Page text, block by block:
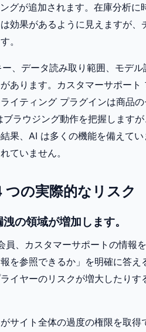
グが追加されます。在庫分析に
効果があるように見えますが
。
、データ読み取り範囲、モデ
あります。カスタマーサポー
イティング プラグインは商品の
ラウジング動作を把握します
果、AI は多くの機能を備えて
ていません。
の実際的なリスク
の領域が増加します。
員、カスタマーサポートの情報
を参照できるか」を明確に答
イヤーのリスクが増大したりす
サイト全体の過度の権限を取得